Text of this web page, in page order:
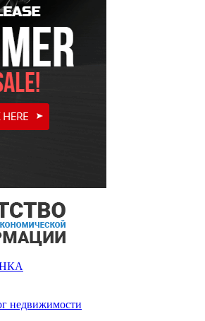
недвижимости